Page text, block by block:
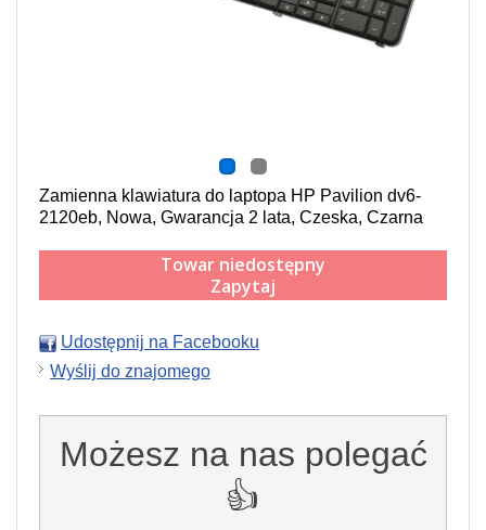
Zamienna klawiatura do laptopa HP Pavilion dv6-
2120eb, Nowa, Gwarancja 2 lata, Czeska, Czarna
Towar niedostępny
Zapytaj
Udostępnij na Facebooku
Wyślij do znajomego
Możesz na nas polegać
👍